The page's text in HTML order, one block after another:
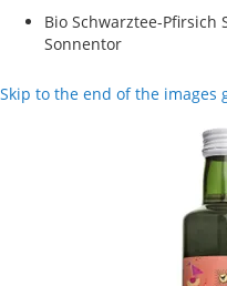
Bio Schwarztee-Pfirsich
Sonnentor
Skip to the end of the images